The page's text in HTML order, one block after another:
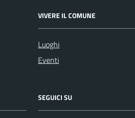
VIVERE IL COMUNE
Luoghi
Eventi
SEGUICI SU